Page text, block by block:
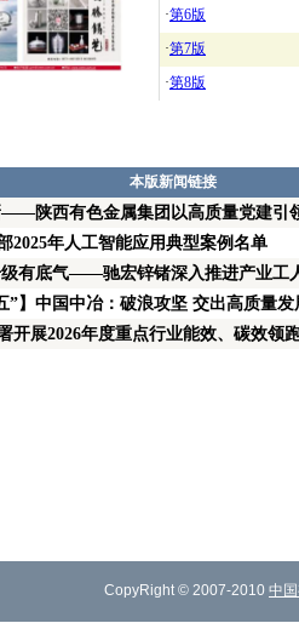
·第6版
·第7版
·第8版
本版新闻链接
陕西有色金属集团以高质量党建引
2025年人工智能应用典型案例名单
有底气——驰宏锌锗深入推进产业工
”】中国中冶：破浪攻坚 交出高质量发
开展2026年度重点行业能效、碳效领
CopyRight © 2007-2010 中